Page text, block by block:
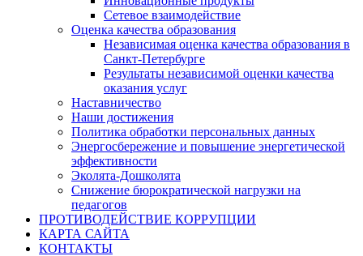
Сетевое взаимодействие
Оценка качества образования
Независимая оценка качества образования в
Санкт-Петербурге
Результаты независимой оценки качества
оказания услуг
Наставничество
Наши достижения
Политика обработки персональных данных
Энергосбережение и повышение энергетической
эффективности
Эколята-Дошколята
Снижение бюрократической нагрузки на
педагогов
ПРОТИВОДЕЙСТВИЕ КОРРУПЦИИ
КАРТА САЙТА
КОНТАКТЫ